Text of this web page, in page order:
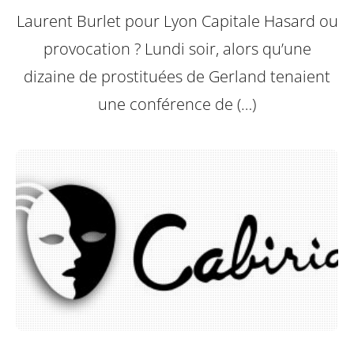
Laurent Burlet pour Lyon Capitale Hasard ou
provocation ? Lundi soir, alors qu’une
dizaine de prostituées de Gerland tenaient
une conférence de (…)